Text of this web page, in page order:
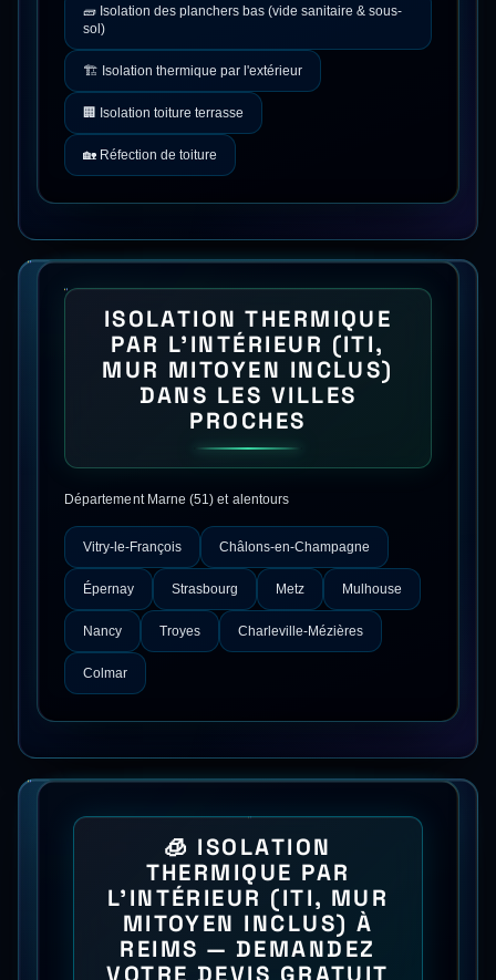
🧱 Isolation des planchers bas (vide sanitaire & sous-
sol)
🏗️ Isolation thermique par l'extérieur
🏢 Isolation toiture terrasse
🏡 Réfection de toiture
ISOLATION THERMIQUE
PAR L'INTÉRIEUR (ITI,
MUR MITOYEN INCLUS)
DANS LES VILLES
PROCHES
Département Marne (51) et alentours
Vitry-le-François Châlons-en-Champagne
Épernay Strasbourg Metz Mulhouse
Nancy Troyes Charleville-Mézières
Colmar
🧊 ISOLATION
THERMIQUE PAR
L'INTÉRIEUR (ITI, MUR
MITOYEN INCLUS) À
REIMS — DEMANDEZ
VOTRE DEVIS GRATUIT